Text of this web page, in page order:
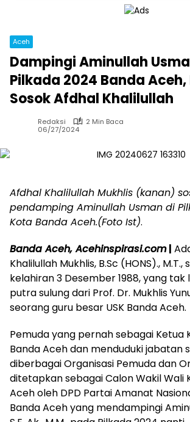
Aceh
Dampingi Aminullah
Pilkada 2024 Banda
Sosok Afdhal Khalilullah
Redaksi
2 Min Baca
06/27/2024
Afdhal Khalilullah Mukhlis (kanan)
pendamping Aminullah Usman di
Kota Banda Aceh.(Foto Ist).
Banda Aceh, Acehinspirasi.com|
Khalilullah Mukhlis, B.Sc (HONS).,
kelahiran 3 Desember 1988, yang tak
putra sulung dari Prof. Dr. Mukhlis
seorang guru besar USK Banda Aceh.
Pemuda yang pernah sebagai Ketua
Banda Aceh dan menduduki jabatan
diberbagai Organisasi Pemuda dan
ditetapkan sebagai Calon Wakil Wali
Aceh oleh DPD Partai Amanat
Banda Aceh yang mendampingi